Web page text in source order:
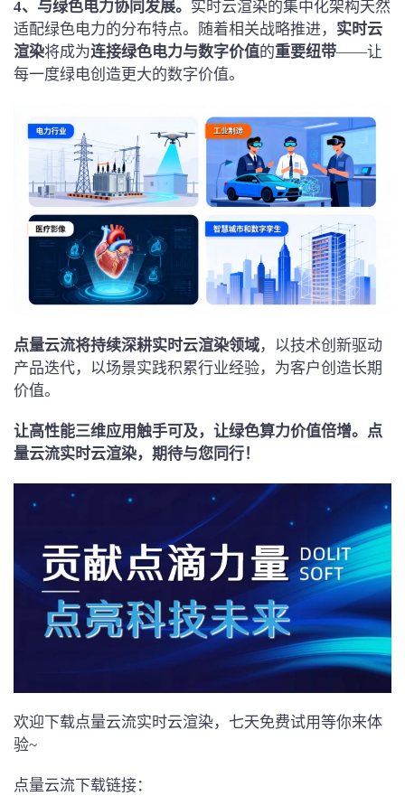
4、 与绿色电力协同发展。 实时云渲染的集中化架构天然
适配绿色电力的分布特点。随着相关战略推进， 实时云
渲染将成为连接绿色电力与数字价值的重要纽带——让
每一度绿电创造更大的数字价值。
点量云流将持续深耕实时云渲染领域，以技术创新驱动
产品迭代，以场景实践积累行业经验，为客户创造长期
价值。
让高性能三维应用触手可及，让绿色算力价值倍增。点
量云流实时云渲染，期待与您同行！
欢迎下载点量云流实时云渲染，七天免费试用等你来体
验~
点量云流下载链接：